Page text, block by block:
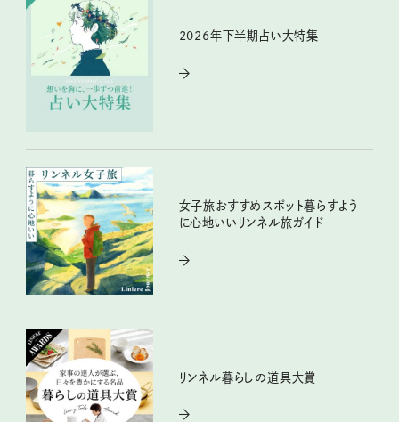
2026年下半期占い大特集
女子旅おすすめスポット暮らすよう
に心地いいリンネル旅ガイド
リンネル暮らしの道具大賞